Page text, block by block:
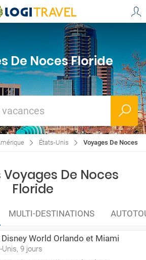
De Noces Floride
États-Unis Voyages De Noces
Voyages De Noces
Floride
MULTI-DESTINATIONS
World Orlando et Miami
9 jours